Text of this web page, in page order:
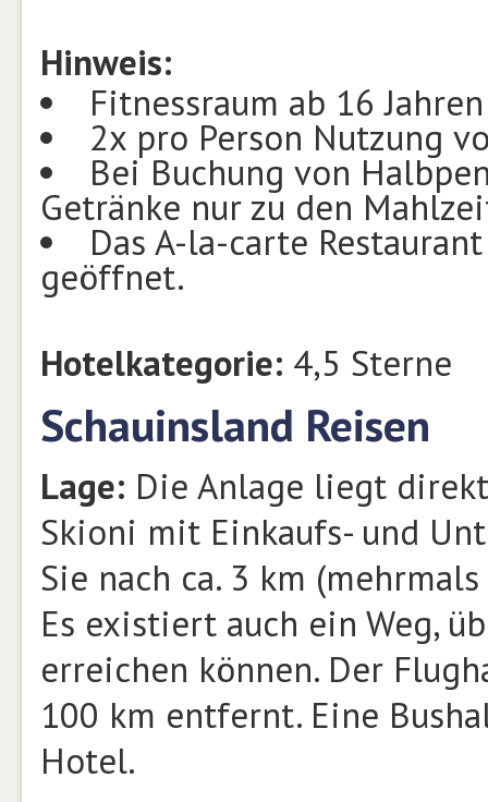
Hinweis:
Fitnessraum ab 16
2x pro Person Nutzung
Bei Buchung von
Getränke nur zu den
Das A-la-carte
geöffnet.
Hotelkategorie: 4,5 Sterne
Schauinsland Reisen
Lage: Die Anlage liegt
Skioni mit Einkaufs- und
Sie nach ca. 3 km
Es existiert auch ein Weg,
erreichen können. Der
100 km entfernt. Eine
Hotel.